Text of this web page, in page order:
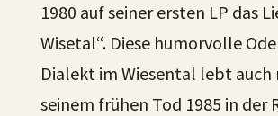
1980 auf seiner ersten LP das
Wisetal“. Diese humorvolle
Dialekt im Wiesental lebt auch
seinem frühen Tod 1985 in der